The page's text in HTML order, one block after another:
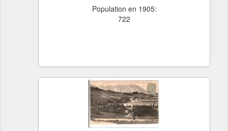
Population en 1905:
722